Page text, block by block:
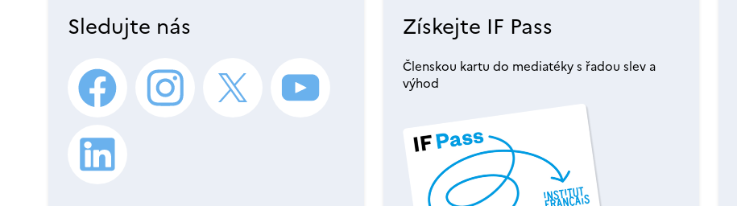
Sledujte nás Získejte IF Pass
Členskou kartu do mediatéky s řadou slev a
výhod